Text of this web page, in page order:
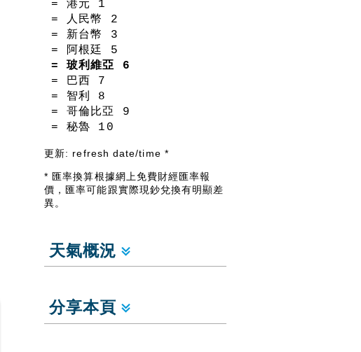
= 港元 1
= 人民幣 2
= 新台幣 3
= 阿根廷 5
= 玻利維亞 6
= 巴西 7
= 智利 8
= 哥倫比亞 9
= 秘魯 10
更新: refresh date/time *
* 匯率換算根據網上免費財經匯率報
價，匯率可能跟實際現鈔兌換有明顯差
異。
天氣概況
分享本頁